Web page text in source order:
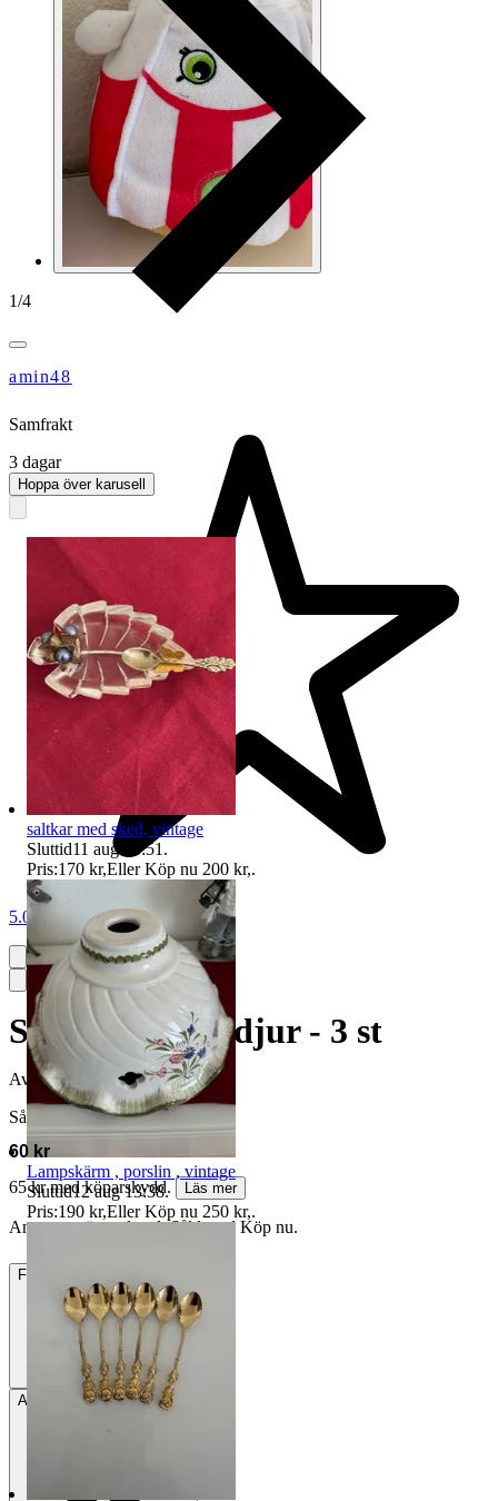
1/4
amin48
5.0
Shopkins Gosedjur - 3 st
Avslutad
22 jun 16:30
Såld för
60 kr
65 kr med köparskydd.
Läs mer
Annonsen är avslutad. Såld med Köp nu.
Frakt
AvhämtningSolna, Sverige
Samfrakt
3 dagar
Hoppa över karusell
saltkar med sked, vintage
Sluttid11 aug 18:51 .
Pris:170 kr,Eller Köp nu 200 kr,.
Lampskärm , porslin , vintage
Sluttid12 aug 13:38.
Pris:190 kr,Eller Köp nu 250 kr,.